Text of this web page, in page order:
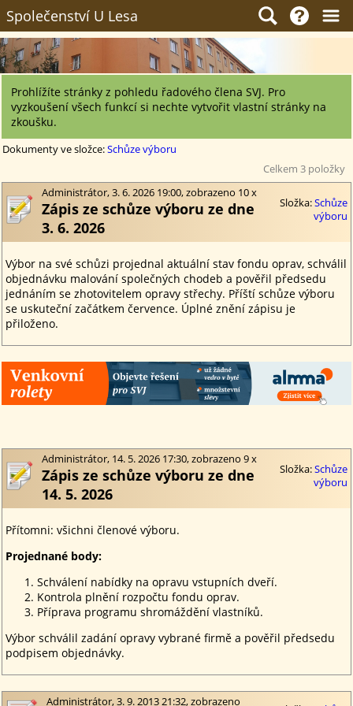
Společenství U Lesa
Prohlížíte stránky z pohledu řadového člena SVJ. Pro
vyzkoušení všech funkcí si nechte vytvořit vlastní stránky na
zkoušku.
Dokumenty ve složce:Schůze výboru
Celkem 3 položky
Administrátor, 3. 6. 2026 19:00, zobrazeno 10 x
Zápis ze schůze výboru ze dne
3. 6. 2026
Složka:Schůze
výboru
Výbor na své schůzi projednal aktuální stav fondu oprav, schválil
objednávku malování společných chodeb a pověřil předsedu
jednáním se zhotovitelem opravy střechy. Příští schůze výboru
se uskuteční začátkem července. Úplné znění zápisu je
přiloženo.
Administrátor, 14. 5. 2026 17:30, zobrazeno 9 x
Zápis ze schůze výboru ze dne
14. 5. 2026
Složka:Schůze
výboru
Přítomni: všichni členové výboru.
Projednané body:
Schválení nabídky na opravu vstupních dveří.
Kontrola plnění rozpočtu fondu oprav.
Příprava programu shromáždění vlastníků.
Výbor schválil zadání opravy vybrané firmě a pověřil předsedu
podpisem objednávky.
Administrátor, 3. 9. 2013 21:32, zobrazeno